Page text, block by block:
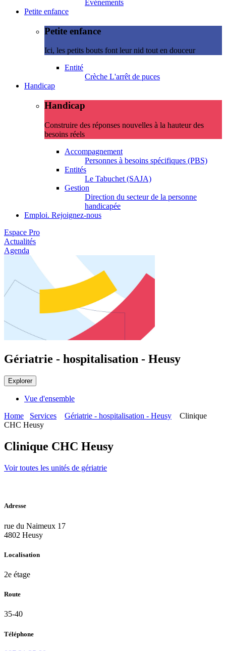
Evénements
Petite enfance
Petite enfance
Ici, les petits bouts font leur nid tout en douceur
Entité
Crèche L'arrêt de puces
Handicap
Handicap
Construire des réponses nouvelles à la hauteur des
besoins réels
Accompagnement
Personnes à besoins spécifiques (PBS)
Entités
Le Tabuchet (SAJA)
Gestion
Direction du secteur de la personne
handicapée
Emploi. Rejoignez-nous
Espace Pro
Actualités
Agenda
Gériatrie - hospitalisation - Heusy
Explorer
Vue d'ensemble
Home
Services Gériatrie - hospitalisation - Heusy
Clinique
CHC Heusy
Clinique CHC Heusy
Voir toutes les unités de gériatrie
Adresse
rue du Naimeux 17
4802 Heusy
Localisation
2e étage
Route
35-40
Téléphone